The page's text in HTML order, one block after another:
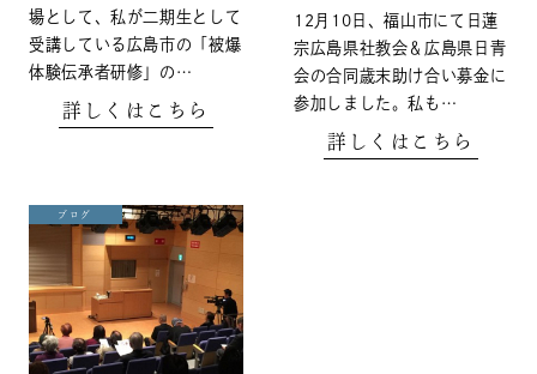
場として、私が二期生として
受講している広島市の「被爆
体験伝承者研修」の…
詳しくはこちら
12月10日、福山市にて日蓮
宗広島県社教会＆広島県日青
会の合同歳末助け合い募金に
参加しました。私も…
詳しくはこちら
ブログ